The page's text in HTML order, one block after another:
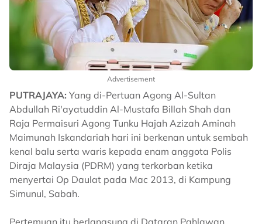
Advertisement
PUTRAJAYA: Yang di-Pertuan Agong Al-Sultan
Abdullah Ri'ayatuddin Al-Mustafa Billah Shah dan
Raja Permaisuri Agong Tunku Hajah Azizah Aminah
Maimunah Iskandariah hari ini berkenan untuk sembah
kenal balu serta waris kepada enam anggota Polis
Diraja Malaysia (PDRM) yang terkorban ketika
menyertai Op Daulat pada Mac 2013, di Kampung
Simunul, Sabah.